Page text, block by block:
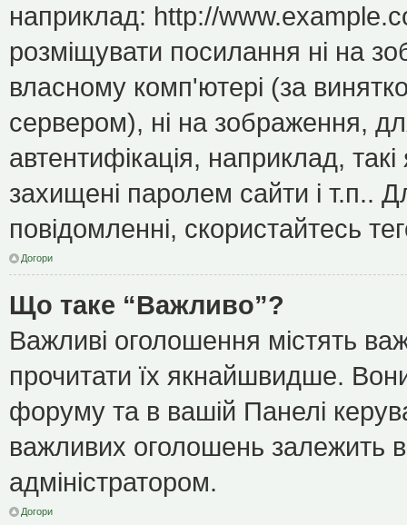
наприклад: http://
розміщувати посилання ні на
власному комп'ютері (за
сервером), ні на зображення,
автентифікація, наприклад,
захищені паролем сайти і т.п..
повідомленні, скористайтесь
Догори
Що таке “Важливо”?
Важливі оголошення містять
прочитати їх якнайшвидше.
форуму та в вашій Панелі
важливих оголошень залежить
адміністратором.
Догори